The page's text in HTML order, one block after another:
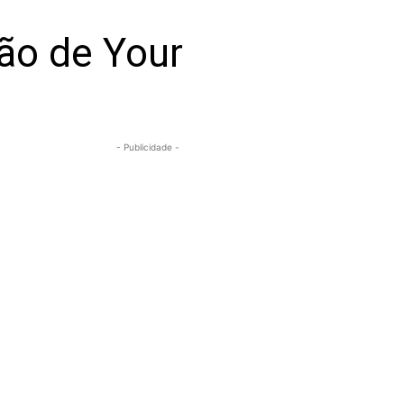
de Your
- Publicidade -